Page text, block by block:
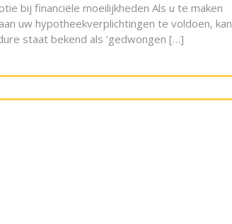
bij financiële moeilijkheden Als u te maken
uw hypotheekverplichtingen te voldoen, kan
staat bekend als ‘gedwongen […]